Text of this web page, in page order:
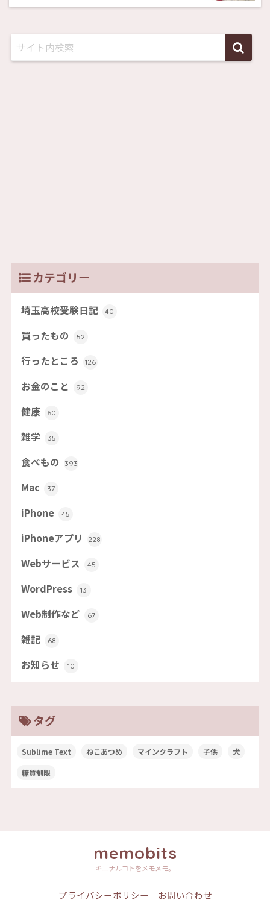
カテゴリー
埼玉高校受験日記 40
買ったもの 52
行ったところ 126
お金のこと 92
健康 60
雑学 35
食べもの 393
Mac 37
iPhone 45
iPhoneアプリ 228
Webサービス 45
WordPress 13
Web制作など 67
雑記 68
お知らせ 10
タグ
Sublime Text ねこあつめ マインクラフト 子供 犬
糖質制限
memobits
キニナルコトをメモメモ。
プライバシーポリシー お問い合わせ